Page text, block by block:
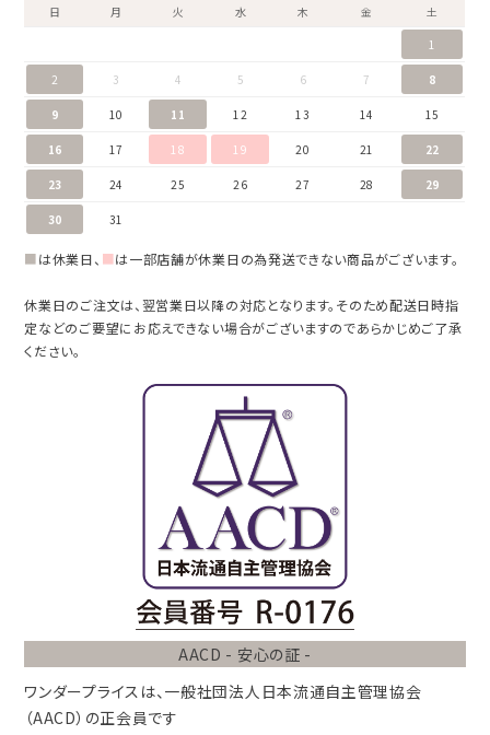
日 月 火 水 木 金
土
1
2 3 4 5 6 7 8
9 10 11 12 13 14 15
16 17 18 19 20 21 22
23 24 25 26 27 28 29
30 31
■は休業日、 ■は一部店舗が休業日の為発送できない商品がございます。
休業日のご注文は、翌営業日以降の対応となります。そのため配送日時指
定などのご要望にお応えできない場合がございますのであらかじめご了承
ください。
AACD - 安心の証 -
ワンダープライスは、 一般社団法人 日本流通自主管理協会
（AACD） の正会員です